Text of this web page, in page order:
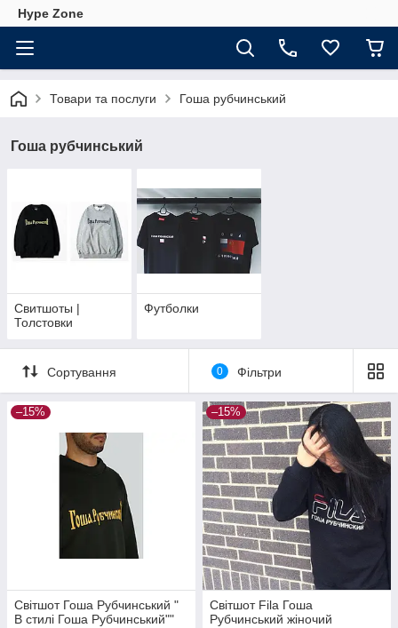
Hype Zone
Товари та послуги Гоша рубчинський
Гоша рубчинський
Свитшоты |
Толстовки
Футболки
Сортування 0 Фільтри
–15%
Світшот Гоша Рубчинський "
В стилі Гоша Рубчинський""
–15%
Світшот Fila Гоша
Рубчинський жіночий